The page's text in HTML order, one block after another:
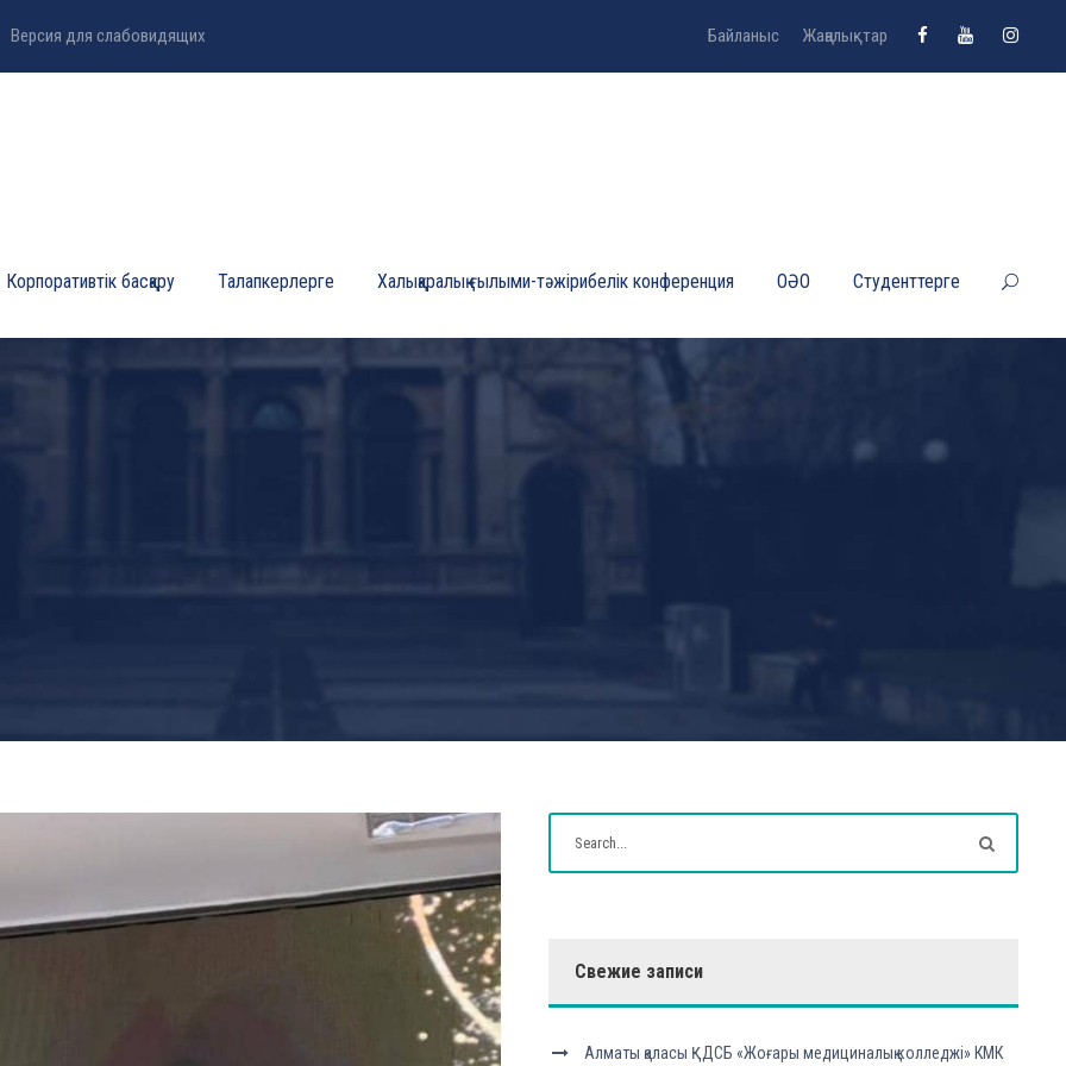
Версия для слабовидящих Байланыс Жаңалықтар
Корпоративтік басқару Талапкерлерге Халықаралық ғылыми-тәжірибелік конференция ОӘО Студенттерге
Свежие записи
Алматы қаласы ҚДСБ «Жоғары медициналық колледжі» КМК